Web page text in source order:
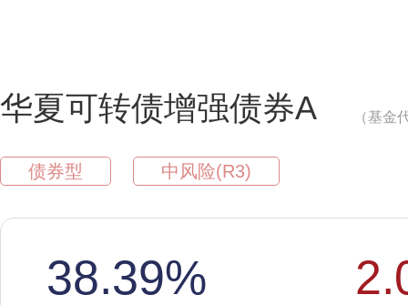
华夏可转债增强债券A （基金
债券型 中风险(R3)
38.39%